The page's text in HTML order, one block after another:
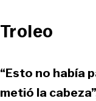
Troleo
“Esto no había
metió la